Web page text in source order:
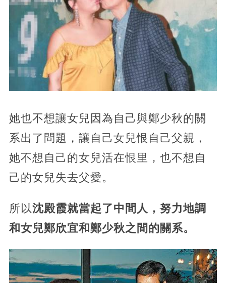
她也不想讓女兒因為自己與鄭少秋的關
系出了問題，讓自己女兒恨自己父親，
她不想自己的女兒活在恨里，也不想自
己的女兒失去父愛。
所以沈殿霞就當起了中間人，努力地調
和女兒鄭欣宜和鄭少秋之間的關系。